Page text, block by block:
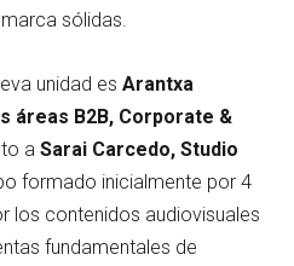
sólidas.
unidad es Arantxa
áreas B2B, Corporate &
a Sarai Carcedo, Studio
formado inicialmente por 4
los contenidos audiovisuales
fundamentales de